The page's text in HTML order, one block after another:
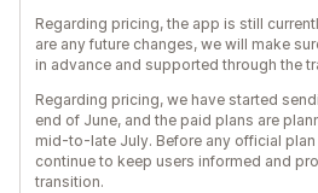
Regarding pricing, the app is still
are any future changes, we will make
in advance and supported through the
Regarding pricing, we have started
end of June, and the paid plans are
mid-to-late July. Before any official
continue to keep users informed and
transition.